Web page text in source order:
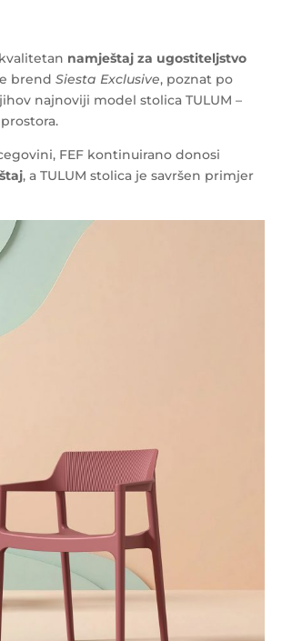
namještaj za ugostiteljstvo
brendSiesta Exclusive, poznat po
najnoviji model stolica TULUM –
FEF kontinuirano donosi
, a TULUM stolica je savršen primjer